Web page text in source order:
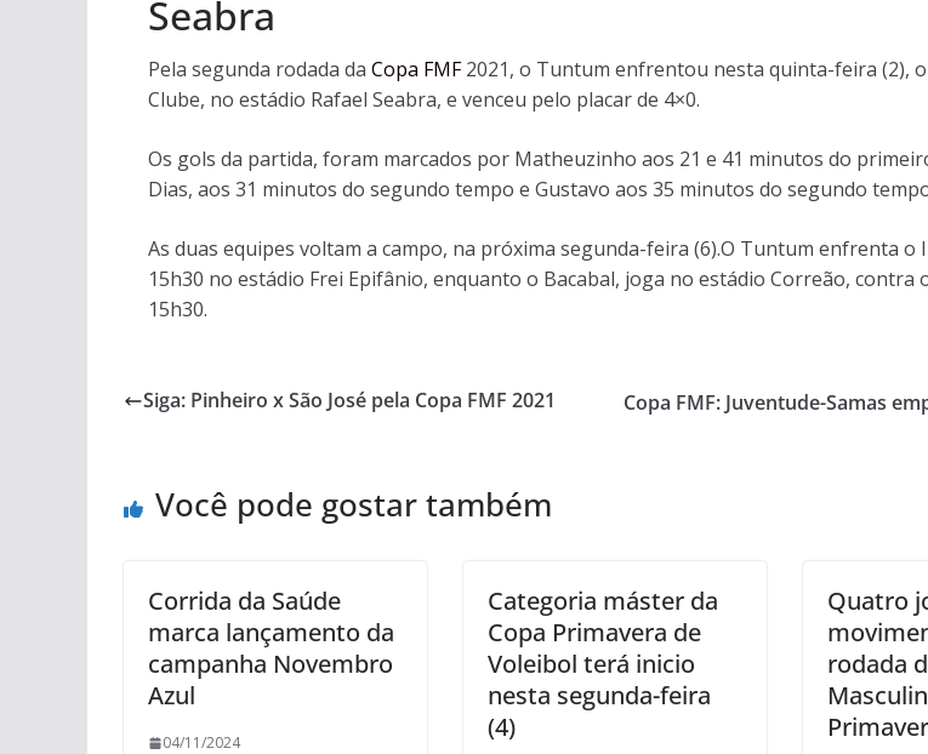
Seabra
Pela segunda rodada da Copa FMF2021, o Tuntum enfrentou nesta quinta-feira (2),
Clube, no estádio Rafael Seabra, e venceu pelo placar de 4×0.
Os gols da partida, foram marcados por Matheuzinho aos 21 e 41 minutos do
Dias, aos 31 minutos do segundo tempo e Gustavo aos 35 minutos do segundo
As duas equipes voltam a campo, na próxima segunda-feira (6).O Tuntum enfrenta o
15h30 no estádio Frei Epifânio, enquanto o Bacabal, joga no estádio Correão, contra
15h30.
Siga: Pinheiro x São José pela Copa FMF 2021
Copa FMF: Juventude-Samas
Você pode gostar também
Corrida da Saúde
marca lançamento da
campanha Novembro
Azul
04/11/2024
Categoria máster da
Copa Primavera de
Voleibol terá inicio
nesta segunda-feira
(4)
Quatro
rodada